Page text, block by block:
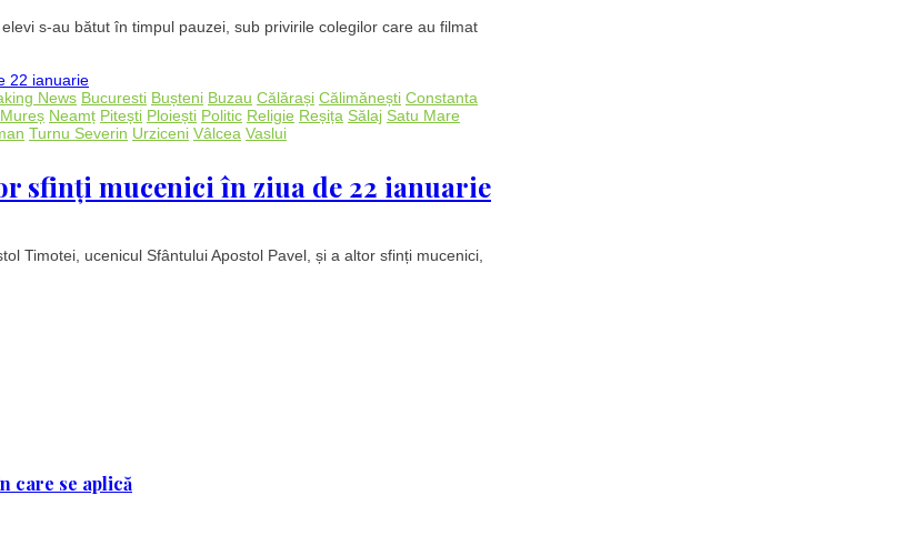
s-au bătut în timpul pauzei, sub privirile colegilor care au filmat
News Bucuresti Bușteni Buzau Călărași Călimănești Constanta
Mureș Neamț Pitești Ploiești Politic Religie Reșița Sălaj Satu Mare
Turnu Severin Urziceni Vâlcea Vaslui
sfinți mucenici în ziua de 22 ianuarie
Timotei, ucenicul Sfântului Apostol Pavel, și a altor sfinți mucenici,
care se aplică